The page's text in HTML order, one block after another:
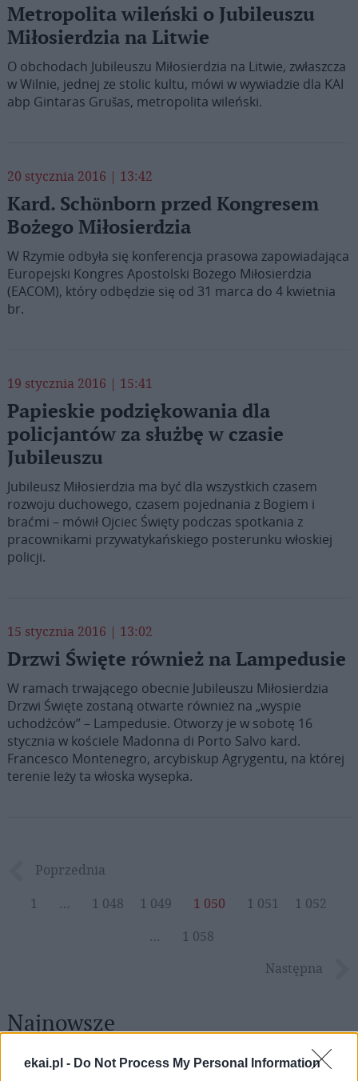
ekai.pl - Do Not Process My Personal Information
Metropolita wileński o Jubileuszu
Miłosierdzia na Litwie
O obchodach Jubileuszu Miłosierdzia na Litwie, zwłaszcza
w Wilnie, jednej ze stolic kultu, mówi w wywiadzie dla KAI
abp Gintaras Grušas, metropolita wileński.
20 stycznia 2016 | 13:42
Kard. Schönborn przed Kongresem
Bożego Miłosierdzia
W Rzymie odbyła się konferencja prasowa zapowiadająca
Europejski Kongres Apostolski Bożego Miłosierdzia
(EACOM), który odbędzie się od 31 marca do 4 kwietnia
br.
19 stycznia 2016 | 15:41
Papieskie podziękowania dla
policjantów za służbę w czasie
Jubileuszu
Jubileusz Miłosierdzia ma być dla wszystkich czasem
rozwoju duchowego, czasem pojednania z Bogiem i
braćmi – mówił Ojciec Święty podczas spotkania z
pracownikami przywatykańskiego posterunku włoskiej
policji.
15 stycznia 2016 | 13:02
Drzwi Święte również na Lampedusie
W ramach trwającego obecnie Jubileuszu Miłosierdzia
Drzwi Święte zostaną otwarte również na „wyspie
uchodźców” – Lampedusie. Otworzy je w sobotę 16
stycznia w kościele Madonna di Porto Salvo kard.
Francesco Montenegro, arcybiskup Agrygentu, na której
terenie leży ta włoska wysepka.
Poprzednia
1
… 1 048 1 049 1 050 1 051
1 052
…
1 058
Następna
Najnowsze
07 sierpnia 2026 | 23:10